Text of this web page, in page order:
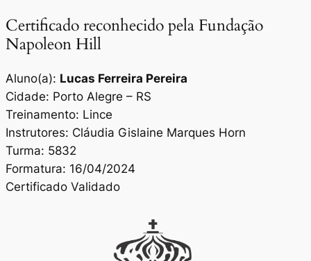
Certificado reconhecido pela Fundação
Napoleon Hill
Aluno(a): Lucas Ferreira Pereira
Cidade: Porto Alegre – RS
Treinamento: Lince
Instrutores: Cláudia Gislaine Marques Horn
Turma: 5832
Formatura: 16/04/2024
Certificado Validado